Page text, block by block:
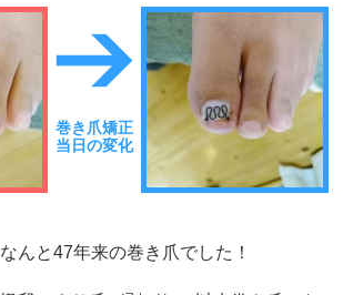
巻き爪矯正
当日の変化
なんと47年来の巻き爪でした！